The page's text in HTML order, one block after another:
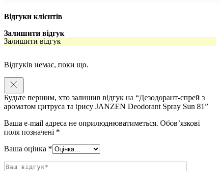
Особливості:
Без алюмінію:Нейтралізує запахи, не завдаючи шкоди
вразливій шкірі
Тривалий захист:
Ніжний аромат:Представлений у фірмовій колекції
вишуканих ароматів JANZEN
Догляд:Зволожує і кондиціонує шкіру
мінеральних олій. Не тестується на тваринах.
Цей дезодорант-спрей є чудовим вибором для тих, хто шукає
Відгуки клієнтів
Залишити відгук
Залишити відгук
Відгуків немає, поки що.
Будьте першим, хто залишив відгук на “Дезодорант-спрей з
ароматом цитруса та ірису JANZEN Deodorant Spray Sun 81”
Ваша e-mail адреса не оприлюднюватиметься. Обов’язкові
поля позначені *
Ваша оцінка *